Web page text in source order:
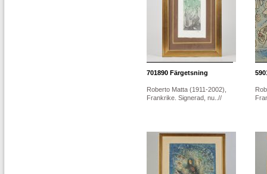
701890 Färgetsning
Roberto Matta (1911-2002),
Frankrike. Signerad, nu..//